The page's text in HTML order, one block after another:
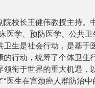
校长王健伟教授主持。
学、预防医学、公共
生是社会行动，是基
行动，统筹了个体卫
衔于世界的重大机遇，
生在宫颈癌人群防治